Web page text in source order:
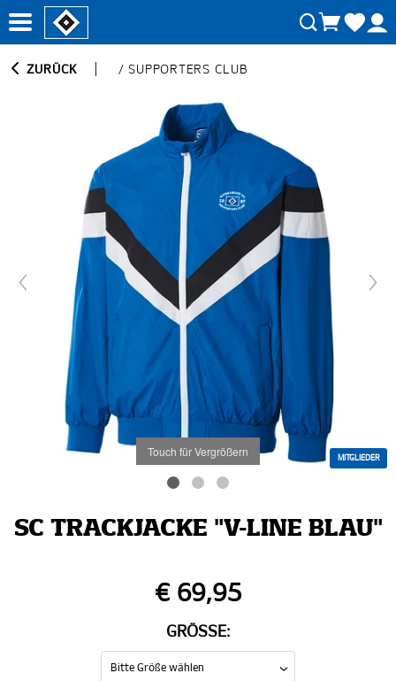
ZURÜCK /SUPPORTERS CLUB
Touch für Vergrößern MITGLIEDER
SC TRACKJACKE "V-LINE BLAU"
€ 69,95
GRÖSSE: